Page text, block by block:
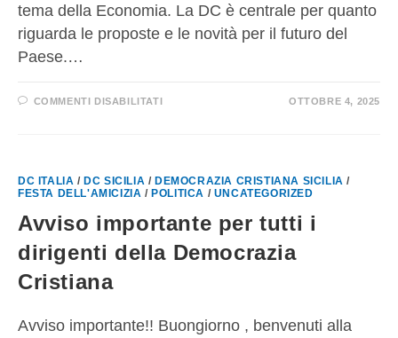
tema della Economia. La DC è centrale per quanto
riguarda le proposte e le novità per il futuro del
Paese.…
COMMENTI DISABILITATI OTTOBRE 4, 2025
DC ITALIA / DC SICILIA / DEMOCRAZIA CRISTIANA SICILIA /
FESTA DELL'AMICIZIA / POLITICA / UNCATEGORIZED
Avviso importante per tutti i
dirigenti della Democrazia
Cristiana
Avviso importante!! Buongiorno , benvenuti alla